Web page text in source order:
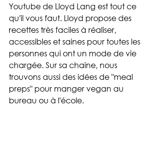
Youtube de Lloyd Lang est tout ce
qu'il vous faut. Lloyd propose des
recettes très faciles à réaliser,
accessibles et saines pour toutes les
personnes qui ont un mode de vie
chargée. Sur sa chaine, nous
trouvons aussi des idées de "meal
preps" pour manger vegan au
bureau ou à l'école.